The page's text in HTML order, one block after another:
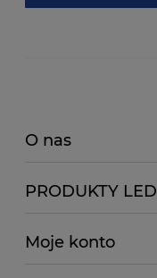
O nas
PRODUKTY LED
Moje konto